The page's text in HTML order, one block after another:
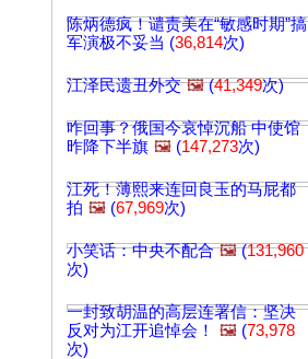
陈炳德疯！谴责美在“敏感时期”搞
军演极不妥当 (36,814次)
江泽民遗丑外交 🖼️(41,349次)
咋回事？俄国今哀悼沉船 中使馆
昨降下半旗 🖼️ (147,273次)
江死！薄熙来连回良玉的马屁都
拍 🖼️ (67,969次)
小笑话：中央不配合 🖼️(131,960
次)
一封致胡温的高层连署信：坚决
反对为江开追悼会！
🖼️ (73,978
次)